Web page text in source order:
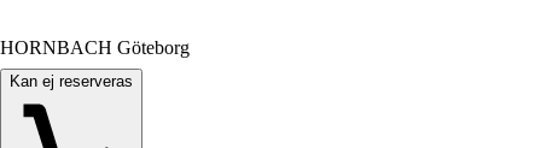
HORNBACH Göteborg
Kan ej reserveras